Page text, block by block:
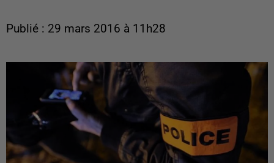
Publié : 29 mars 2016 à 11h28